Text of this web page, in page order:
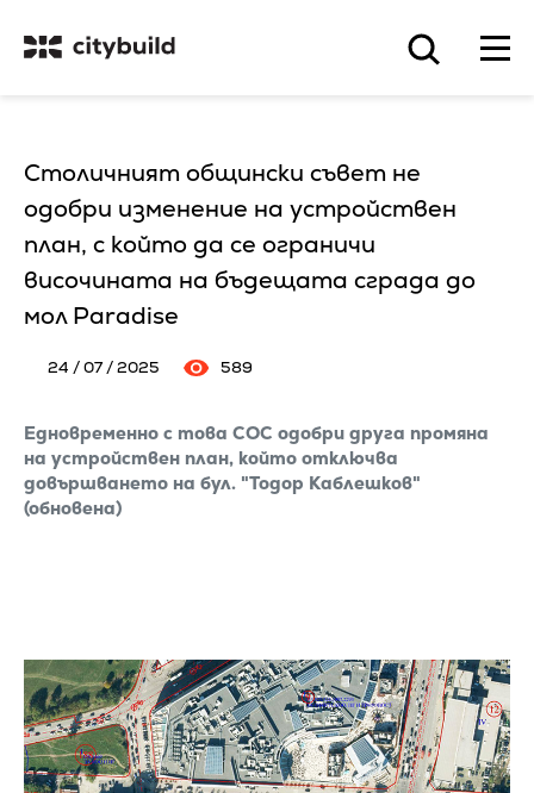
Столичният общински съвет не
одобри изменение на устройствен
план, с който да се ограничи
височината на бъдещата сграда до
мол Paradise
24 / 07 / 2025 589
Едновременно с това СОС одобри друга промяна
на устройствен план, който отключва
довършването на бул. "Тодор Каблешков"
(обновена)